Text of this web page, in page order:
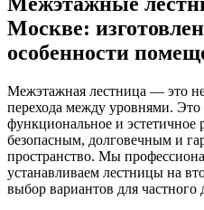
Москве:
особенности
Межэтажная лестница — это
перехода между уровнями.
функциональное и
безопасным, долговечным и
пространство. Мы
устанавливаем лестницы на
выбор вариантов для частного